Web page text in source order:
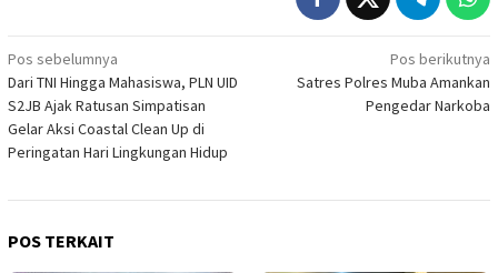
Navigasi
pos
Pos sebelumnya
Dari TNI Hingga Mahasiswa, PLN UID
S2JB Ajak Ratusan Simpatisan
Gelar Aksi Coastal Clean Up di
Peringatan Hari Lingkungan Hidup
Pos berikutnya
Satres Polres Muba Amankan
Pengedar Narkoba
POS TERKAIT